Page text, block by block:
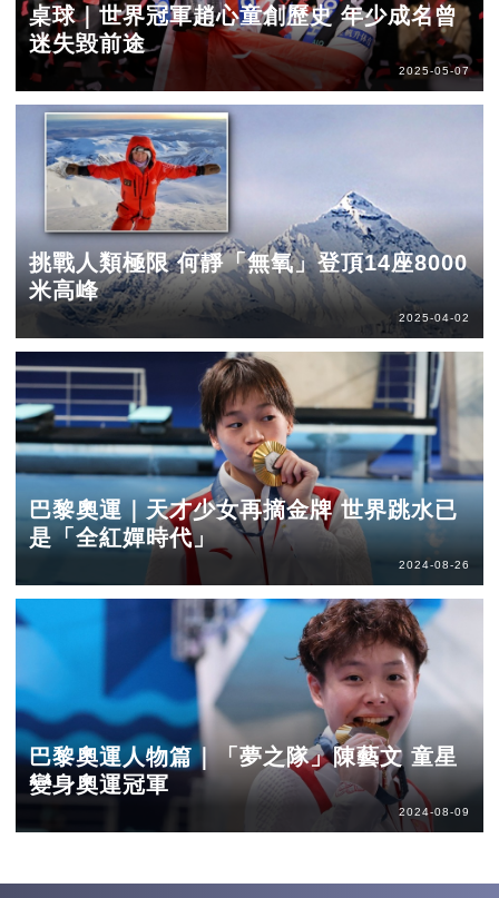
桌球｜世界冠軍趙心童創歷史 年少成名曾
迷失毀前途
2025-05-07
挑戰人類極限 何靜「無氧」登頂14座8000
米高峰
2025-04-02
巴黎奧運｜天才少女再摘金牌 世界跳水已
是「全紅嬋時代」
2024-08-26
巴黎奧運人物篇｜「夢之隊」陳藝文 童星
變身奧運冠軍
2024-08-09